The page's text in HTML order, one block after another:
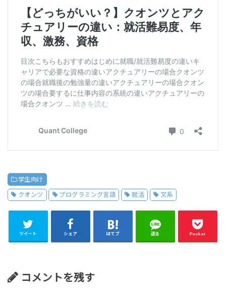
学生向け
クオンツ プログラミング言語 就活 文系
ツイート シェア はてブ 送る Pocket
コメントを残す